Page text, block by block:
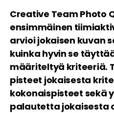
Creative Team Photo
ensimmäinen
arvioi jokaisen kuvan
kuinka hyvin se
määriteltyä kriteeriä.
pisteet jokaisesta
kokonaispisteet sekä
palautetta jokaisesta